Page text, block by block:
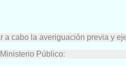
cabo la averiguación previa y
Público: